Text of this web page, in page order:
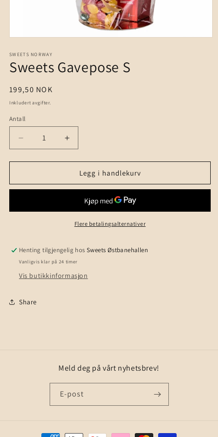
1
i
modal
SWEETS NORWAY
Sweets Gavepose S
Vanlig
pris
199,50 NOK
Inkludert avgifter.
Antall
antallet
for
Gavepose
Øk
antallet
for
Sweets
Gavepose
Legg i handlekurv
Flere betalingsalternativer
Henting tilgjengelig hos Sweets Østbanehallen
Vanligvis klar på 24 timer
Vis butikkinformasjon
Share
Meld deg på vårt nyhetsbrev!
E-post
Betalingsmåter